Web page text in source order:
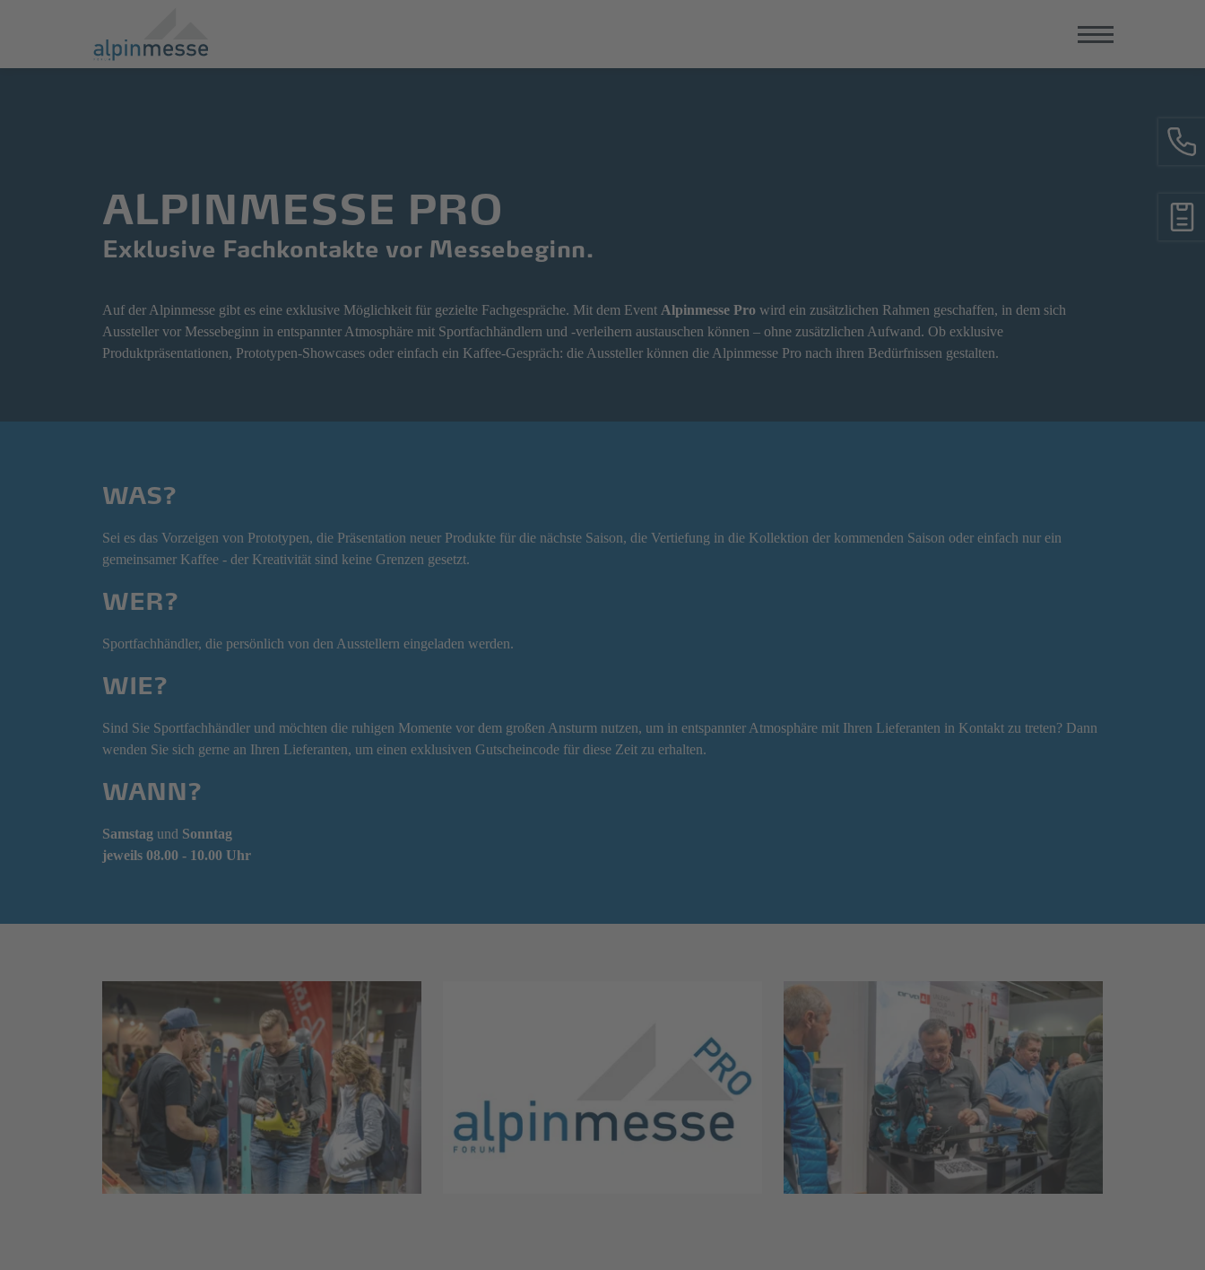
ALPINMESSE PRO
Exklusive Fachkontakte vor Messebeginn.
Auf der Alpinmesse gibt es eine exklusive Möglichkeit für gezielte Fachgespräche. Mit dem Event Alpinmesse Pro wird ein zusätzlichen Rahmen geschaffen, in dem sich
Aussteller vor Messebeginn in entspannter Atmosphäre mit Sportfachhändlern und -verleihern austauschen können – ohne zusätzlichen Aufwand. Ob exklusive
Produktpräsentationen, Prototypen-Showcases oder einfach ein Kaffee-Gespräch: die Aussteller können die Alpinmesse Pro nach ihren Bedürfnissen gestalten.
WAS?
Sei es das Vorzeigen von Prototypen, die Präsentation neuer Produkte für die nächste Saison, die Vertiefung in die Kollektion der kommenden Saison oder einfach nur ein
gemeinsamer Kaffee - der Kreativität sind keine Grenzen gesetzt.
WER?
Sportfachhändler, die persönlich von den Ausstellern eingeladen werden.
WIE?
Sind Sie Sportfachhändler und möchten die ruhigen Momente vor dem großen Ansturm nutzen, um in entspannter Atmosphäre mit Ihren Lieferanten in Kontakt zu treten? Dann
wenden Sie sich gerne an Ihren Lieferanten, um einen exklusiven Gutscheincode für diese Zeit zu erhalten.
WANN?
Samstag und Sonntag
jeweils 08.00 - 10.00 Uhr